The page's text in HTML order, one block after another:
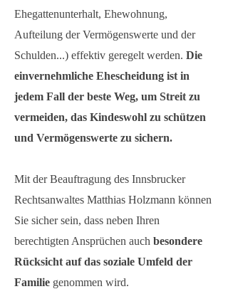
Ehegattenunterhalt, Ehewohnung,
Aufteilung der Vermögenswerte und der
Schulden...) effektiv geregelt werden. Die
einvernehmliche Ehescheidung ist in
jedem Fall der beste Weg, um Streit zu
vermeiden, das Kindeswohl zu schützen
und Vermögenswerte zu sichern.
Mit der Beauftragung des Innsbrucker
Rechtsanwaltes Matthias Holzmann können
Sie sicher sein, dass neben Ihren
berechtigten Ansprüchen auch besondere
Rücksicht auf das soziale Umfeld der
Familie genommen wird.